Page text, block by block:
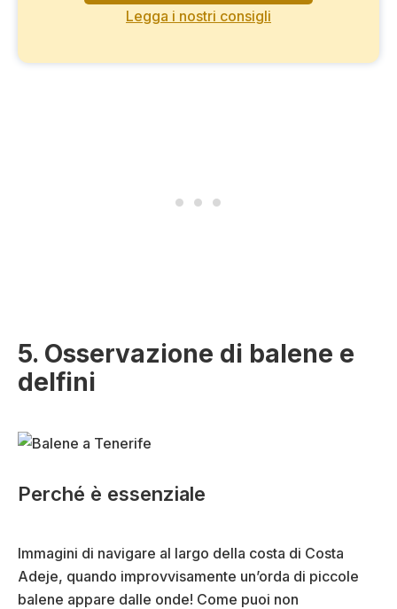
Legga i nostri consigli
5. Osservazione di balene e
delfini
Perché è essenziale
Immagini di navigare al largo della costa di Costa
Adeje, quando improvvisamente un’orda di piccole
balene appare dalle onde! Come puoi non